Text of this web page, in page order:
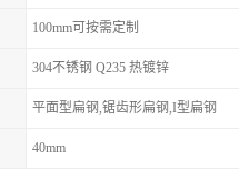
100mm可按需定制
304不锈钢 Q235 热镀锌
平面型扁钢,锯齿形扁钢,I型扁钢
40mm